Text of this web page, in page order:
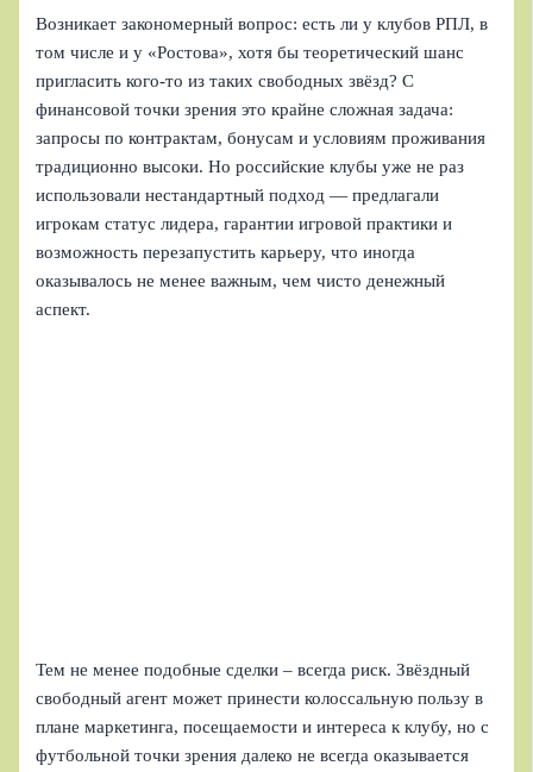
Возникает закономерный вопрос: есть ли у клубов РПЛ, в
том числе и у «Ростова», хотя бы теоретический шанс
пригласить кого-то из таких свободных звёзд? С
финансовой точки зрения это крайне сложная задача:
запросы по контрактам, бонусам и условиям проживания
традиционно высоки. Но российские клубы уже не раз
использовали нестандартный подход — предлагали
игрокам статус лидера, гарантии игровой практики и
возможность перезапустить карьеру, что иногда
оказывалось не менее важным, чем чисто денежный
аспект.
Тем не менее подобные сделки – всегда риск. Звёздный
свободный агент может принести колоссальную пользу в
плане маркетинга, посещаемости и интереса к клубу, но с
футбольной точки зрения далеко не всегда оказывается